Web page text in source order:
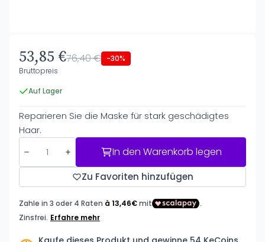
53,85 €76,40 € -30%
Bruttopreis
Auf Lager
Reparieren Sie die Maske für stark geschädigtes
Haar.
In den Warenkorb legen
Zu Favoriten hinzufügen